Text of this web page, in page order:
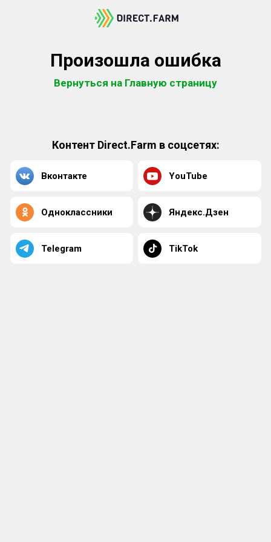
Произошла ошибка
Вернуться на Главную страницу
Контент Direct.Farm в соцсетях:
Вконтакте YouTube
Одноклассники Яндекс.Дзен
Telegram TikTok